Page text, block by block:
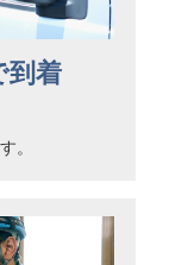
到着
。